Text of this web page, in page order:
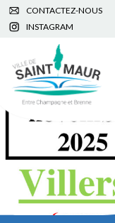
CONTACTEZ-NOUS
INSTAGRAM